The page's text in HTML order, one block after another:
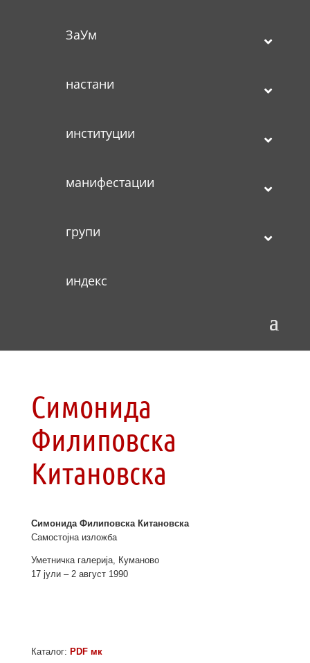
ЗаУм
настани
институции
манифестации
групи
индекс
Симонида
Филиповска
Китановска
Симонида Филиповска Китановска
Самостојна изложба
Уметничка галерија, Куманово
17 јули – 2 август 1990
Каталог: PDF мк